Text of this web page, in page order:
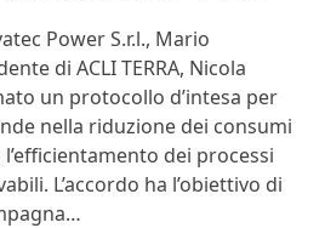
Power S.r.l., Mario
di ACLI TERRA, Nicola
un protocollo d’intesa per
nella riduzione dei consumi
dei processi
L’accordo ha l’obiettivo di